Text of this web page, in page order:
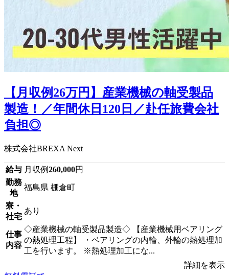
【月収例26万円】産業機械の軸受製品
製造！／年間休日120日／赴任旅費会社
負担◎
株式会社BREXA Next
給与 月収例260,000円
勤務
地
福島県 棚倉町
寮・
社宅
あり
仕事
内容
◇産業機械の軸受製品製造◇ 【産業機械用ベアリング
の熱処理工程】 ・ベアリングの内輪、外輪の熱処理加
工を行います。 ※熱処理加工にな...
詳細を表示